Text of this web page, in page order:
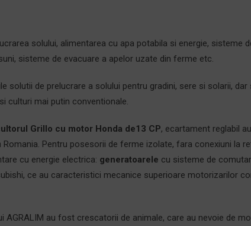
solului, alimentarea cu apa potabila si energie, sisteme
sisteme de evacuare a apelor uzate din ferme etc.
solutii de prelucrare a solului pentru gradini, sere si solarii, dar
culturi mai putin conventionale.
Grillo cu motor Honda de13 CP, ecartament reglabil
Pentru posesorii de ferme izolate, fara conexiuni la
cu energie electrica: generatoarele cu sisteme de
ce au caracteristici mecanice superioare motorizarilor
AGRALIM au fost crescatorii de animale, care au nevoie de